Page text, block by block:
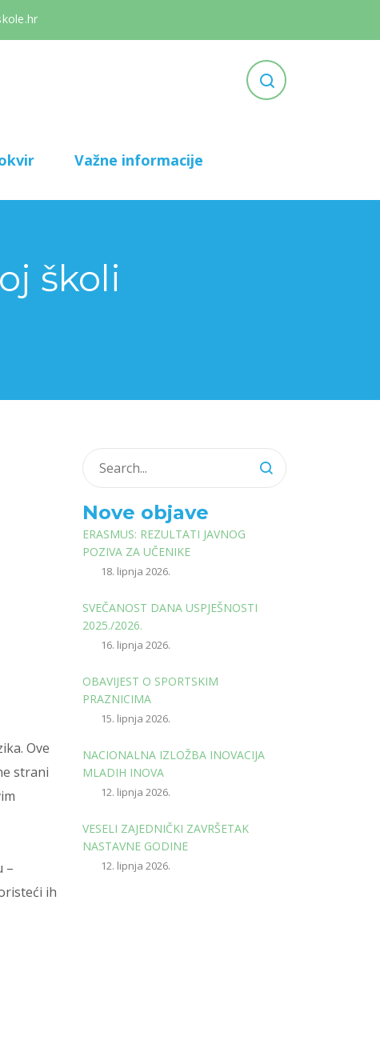
Važne informacije
školi
Ove
strani
–
ih
Nove objave
ERASMUS: REZULTATI JAVNOG
POZIVA ZA UČENIKE
18. lipnja 2026.
SVEČANOST DANA USPJEŠNOSTI
2025./2026.
16. lipnja 2026.
OBAVIJEST O SPORTSKIM
PRAZNICIMA
15. lipnja 2026.
NACIONALNA IZLOŽBA INOVACIJA
MLADIH INOVA
12. lipnja 2026.
VESELI ZAJEDNIČKI ZAVRŠETAK
NASTAVNE GODINE
12. lipnja 2026.